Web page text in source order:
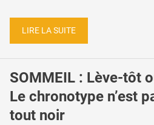
LIRE LA SUITE
SOMMEIL : Lève-tôt
Le chronotype n’est
tout noir